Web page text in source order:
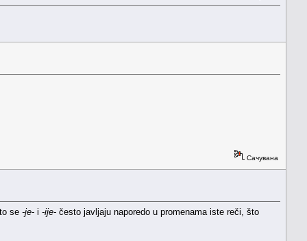
Сачувана
se -je- i -ije- često javljaju naporedo u promenama iste reči, što